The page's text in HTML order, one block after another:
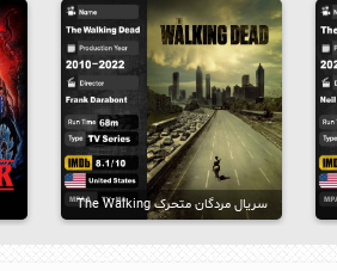
سریال مردگان متحرک The Walking
Dead